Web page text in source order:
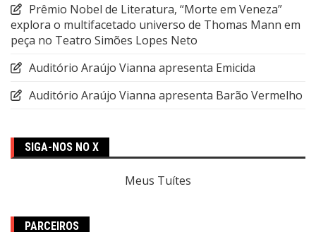
Prêmio Nobel de Literatura, “Morte em Veneza”
explora o multifacetado universo de Thomas Mann em
peça no Teatro Simões Lopes Neto
Auditório Araújo Vianna apresenta Emicida
Auditório Araújo Vianna apresenta Barão Vermelho
SIGA-NOS NO X
Meus Tuítes
PARCEIROS